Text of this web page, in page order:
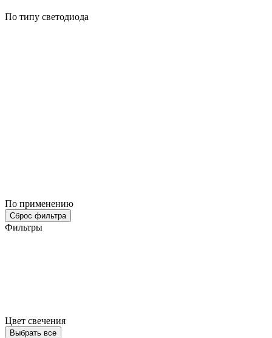
По типу светодиода
По применению
Сброс фильтра
Фильтры
Цвет свечения
Выбрать все